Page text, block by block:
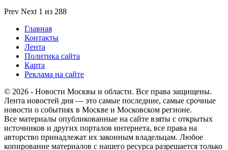
Prev Next 1 из 288
Главная
Контакты
Лента
Политика сайта
Карта
Реклама на сайте
© 2026 - Новости Москвы и области. Все права защищены.
Лента новостей дня — это самые последние, самые срочные
новости о событиях в Москве и Московском регионе.
Все материалы опубликованные на сайте взяты с открытых
источников и других порталов интернета, все права на
авторство принадлежат их законным владельцам. Любое
копирование материалов с нашего ресурса разрешается только